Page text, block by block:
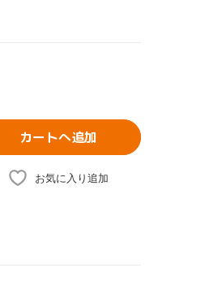
カートへ追加
お気に入り追加